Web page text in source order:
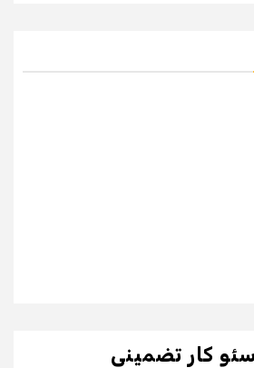
کار تضمینی